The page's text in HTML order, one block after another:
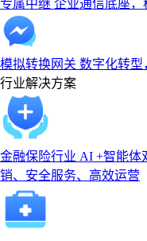
专属中继 企业通信底座
模拟转换网关 数字化转型
行业解决方案
金融保险行业 AI +智能体
销、安全服务、高效运营